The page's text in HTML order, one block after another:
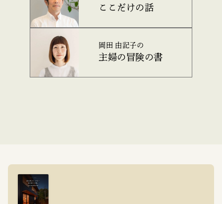
ここだけの話
岡田 由記子の
主婦の冒険の書